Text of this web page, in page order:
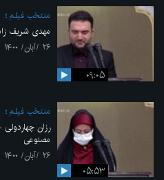
۰۹:۰۵
منتخب فیلم
مهدی شریف
۲۶ /آبان/ ۱۴۰۰
۰۵:۵۳
منتخب فیلم
رزان
مصنوعی
۲۶ /آبان/ ۱۴۰۰